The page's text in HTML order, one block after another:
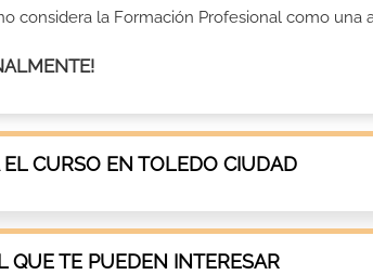
considera la Formación Profesional como una
CURSO EN TOLEDO CIUDAD
QUE TE PUEDEN INTERESAR